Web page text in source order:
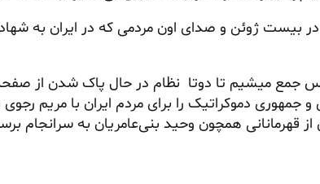
در بیست ژوئن و صدای اون مردمی که در ایران به
جمع میشیم تا دوتا نظام در حال پاک شدن از صفحه
جمهوری دموکراتیک را برای مردم ایران با مریم
از قهرمانانی همچون وحید بنی‌عامریان به سرانجام